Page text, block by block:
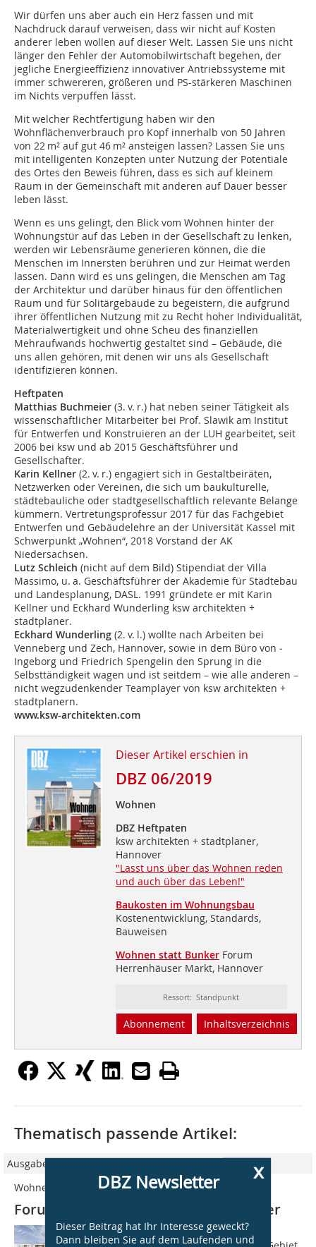
Wir dürfen uns aber auch ein Herz fassen und mit
Nachdruck darauf verweisen, dass wir nicht auf Kosten
anderer leben wollen auf dieser Welt. Lassen Sie uns nicht
länger den Fehler der Automobilwirtschaft begehen, der
jegliche Energieeffizienz innovativer Antriebssysteme mit
immer schwereren, größeren und PS-stärkeren Maschinen
im Nichts verpuffen lässt.
Mit welcher Rechtfertigung haben wir den
Wohnflächenverbrauch pro Kopf innerhalb von 50 Jahren
von 22 m² auf gut 46 m² ansteigen lassen? Lassen Sie uns
mit intelligenten Konzepten unter Nutzung der Potentiale
des Ortes den Beweis führen, dass es sich auf kleinem
Raum in der Gemeinschaft mit anderen auf Dauer besser
leben lässt.
Wenn es uns gelingt, den Blick vom Wohnen hinter der
Wohnungstür auf das Leben in der Gesellschaft zu lenken,
werden wir Lebensräume generieren können, die die
Menschen im Innersten berühren und zur Heimat werden
lassen. Dann wird es uns gelingen, die Menschen am Tag
der Architektur und darüber hinaus für den öffentlichen
Raum und für Solitärgebäude zu begeistern, die aufgrund
ihrer öffentlichen Nutzung mit zu Recht hoher Individualität,
Materialwertigkeit und ohne Scheu des finanziellen
Mehraufwands hochwertig gestaltet sind – Gebäude, die
uns allen gehören, mit denen wir uns als Gesellschaft
identifizieren können.
Heftpaten
Matthias Buchmeier (3. v. r.) hat neben seiner Tätigkeit als
wissenschaftlicher Mitarbeiter bei Prof. Slawik am Institut
für Entwerfen und Konstruieren an der LUH gearbeitet, seit
2006 bei ksw und ab 2015 Geschäftsführer und
Gesellschafter.
Karin Kellner (2. v. r.) engagiert sich in Gestaltbeiräten,
Netzwerken oder Vereinen, die sich um baukulturelle,
städtebauliche oder stadtgesellschaftlich relevante Belange
kümmern. Vertretungsprofessur 2017 für das Fachgebiet
Entwerfen und Gebäudelehre an der Universität Kassel mit
Schwerpunkt „Wohnen“, 2018 Vorstand der AK
Niedersachsen.
Lutz Schleich (nicht auf dem Bild) Stipendiat der Villa
Massimo, u. a. Geschäftsführer der Akademie für Städtebau
und Landesplanung, DASL. 1991 gründete er mit Karin
Kellner und Eckhard Wunderling ksw architekten +
stadtplaner.
Eckhard Wunderling (2. v. l.) wollte nach Arbeiten bei
Venneberg und Zech, Hannover, sowie in dem Büro von ­
Ingeborg und Friedrich Spengelin den Sprung in die
Selbsttändigkeit wagen und ist seitdem – wie alle anderen –
nicht wegzudenkender Teamplayer von ksw architekten +
stadtplanern.
www.ksw-architekten.com
Dieser Artikel erschien in
DBZ 06/2019
Wohnen
DBZ Heftpaten
ksw architekten + stadtplaner,
Hannover
"Lasst uns über das Wohnen reden
und auch über das Leben!"
Baukosten im Wohnungsbau
Kostenentwicklung, Standards,
Bauweisen
Wohnen statt Bunker Forum
Herrenhäuser Markt, Hannover
Ressort: Standpunkt
Abonnement Inhaltsverzeichnis
x
DBZ Newsletter
Dieser Beitrag hat Ihr Interesse geweckt?
Dann bleiben Sie auf dem Laufenden und
Thematisch passende Artikel:
Ausgabe 06/2019
Wohnen statt Bunker
Forum Herrenhäuser Markt, Hannover
70 Jahre prägte der größte